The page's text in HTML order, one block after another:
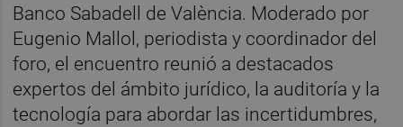
Banco Sabadell de València. Moderado por
Eugenio Mallol, periodista y coordinador del
foro, el encuentro reunió a destacados
expertos del ámbito jurídico, la auditoría y la
tecnología para abordar las incertidumbres,